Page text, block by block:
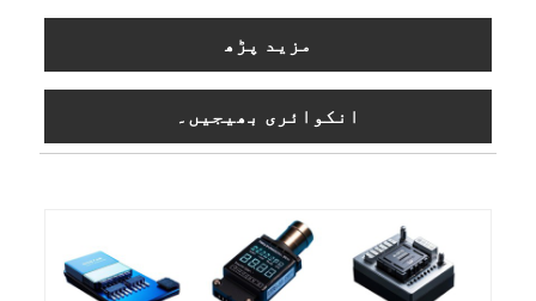
مزید پڑھ
انکوائری بھیجیں۔